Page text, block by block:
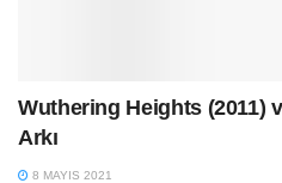
Wuthering Heights (2011)
Arkı
8 MAYIS 2021